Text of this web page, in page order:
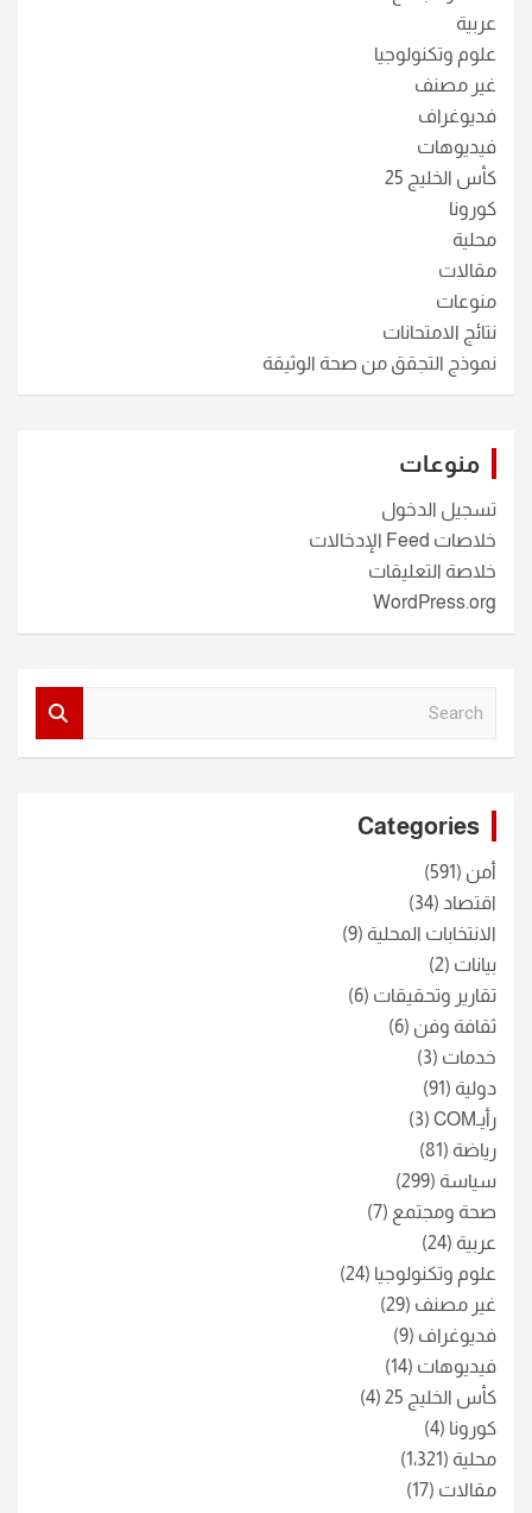
عربية
علوم وتكنولوجيا
غير مصنف
فديوغراف
فيديوهات
كأس الخليج 25
كورونا
محلية
مقالات
منوعات
نتائج الامتحانات
نموذج التجقق من صحة الوثيقة
منوعات
تسجيل الدخول
خلاصات Feed الإدخالات
خلاصة التعليقات
WordPress.org
Categories
أمن (591)
اقتصاد (34)
الانتخابات المحلية (9)
بيانات (2)
تقارير وتحقيقات (6)
ثقافة وفن (6)
خدمات (3)
دولية (91)
رأيـCOM
(3)
رياضة (81)
سياسة (299)
صحة ومجتمع (7)
عربية (24)
علوم وتكنولوجيا (24)
غير مصنف (29)
فديوغراف (9)
فيديوهات (14)
كأس الخليج 25
(4)
كورونا (4)
محلية (1٬321)
مقالات (17)